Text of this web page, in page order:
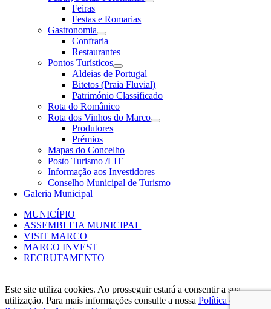
Feiras
Festas e Romarias
Gastronomia
Confraria
Restaurantes
Pontos Turísticos
Aldeias de Portugal
Bitetos (Praia Fluvial)
Património Classificado
Rota do Românico
Rota dos Vinhos do Marco
Produtores
Prémios
Mapas do Concelho
Posto Turismo /LIT
Informação aos Investidores
Conselho Municipal de Turismo
Galeria Municipal
MUNICÍPIO
ASSEMBLEIA MUNICIPAL
VISIT MARCO
MARCO INVEST
RECRUTAMENTO
Este site utiliza cookies. Ao prosseguir estará a consentir a sua
utilização. Para mais informações consulte a nossa Política de